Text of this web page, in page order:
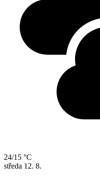
24/15 °C
středa 12. 8.